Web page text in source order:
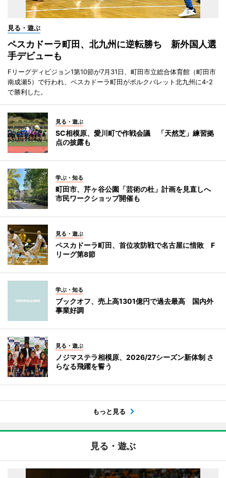
見る・遊ぶ
ペスカドーラ町田、北九州に逆転勝ち 新外国人選
手デビューも
Fリーグディビジョン1第10節が7月31日、町田市立総合体育館（町田市
南成瀬5）で行われ、ペスカドーラ町田がボルクバレット北九州に4-2
で勝利した。
見る・遊ぶ
SC相模原、愛川町で作戦会議 「天然芝」練習拠
点の披露も
学ぶ・知る
町田市、芹ヶ谷公園「芸術の杜」計画を見直しへ
市民ワークショップ開催も
見る・遊ぶ
ペスカドーラ町田、首位攻防戦で名古屋に惜敗 F
リーグ第8節
学ぶ・知る
ブックオフ、売上高1301億円で過去最高 国内外
事業好調
見る・遊ぶ
ノジマステラ相模原、2026/27シーズン新体制 さ
らなる飛躍を誓う
もっと見る
見る・遊ぶ